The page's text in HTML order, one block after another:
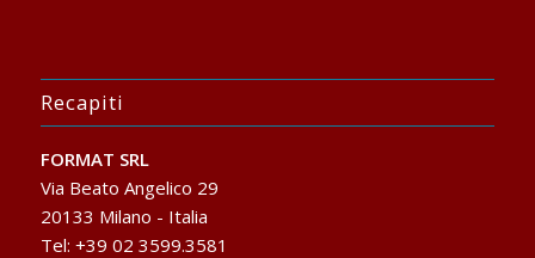
Recapiti
FORMAT SRL
Via Beato Angelico 29
20133 Milano - Italia
Tel: +39 02 3599.3581